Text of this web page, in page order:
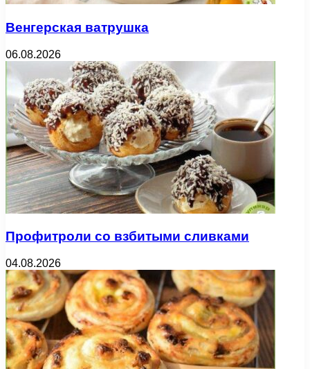
Венгерская ватрушка
06.08.2026
Профитроли со взбитыми сливками
04.08.2026